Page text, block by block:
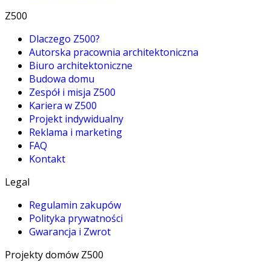
Z500
Dlaczego Z500?
Autorska pracownia architektoniczna
Biuro architektoniczne
Budowa domu
Zespół i misja Z500
Kariera w Z500
Projekt indywidualny
Reklama i marketing
FAQ
Kontakt
Legal
Regulamin zakupów
Polityka prywatności
Gwarancja i Zwrot
Projekty domów Z500